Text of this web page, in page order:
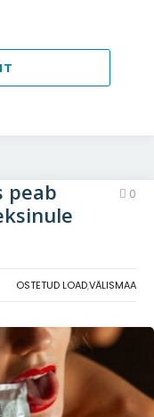
peab
0
OSTETUD LOAD,VÄLISMAA